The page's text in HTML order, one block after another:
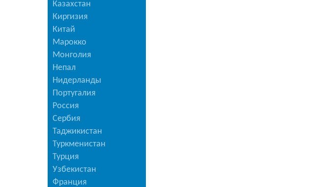
Казахстан
Киргизия
Китай
Марокко
Монголия
Непал
Нидерланды
Португалия
Россия
Сербия
Таджикистан
Туркменистан
Турция
Узбекистан
Франция